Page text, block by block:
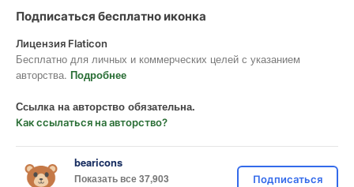
Подписаться бесплатно иконка
Лицензия Flaticon
Бесплатно для личных и коммерческих целей с указанием
авторства. Подробнее
Ссылка на авторство обязательна.
Как ссылаться на авторство?
bearicons
Показать все 37,903
Подписаться